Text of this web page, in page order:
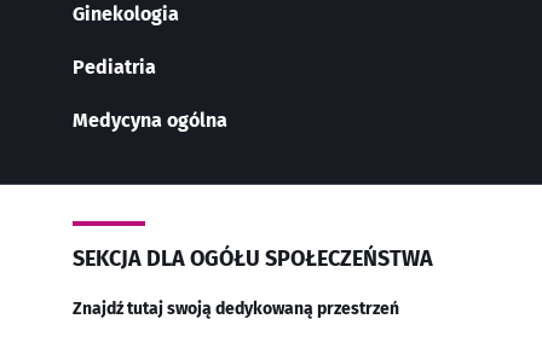
Ginekologia
Pediatria
Medycyna ogólna
SEKCJA DLA OGÓŁU SPOŁECZEŃSTWA
Znajdź tutaj swoją dedykowaną przestrzeń